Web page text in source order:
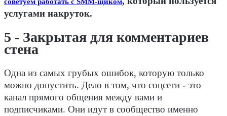
советуем работать с SMM-щиком
услугами накруток.
5 - Закрытая для комментариев
стена
Одна из самых грубых ошибок, которую только
можно допустить. Дело в том, что соцсети - это
канал прямого общения между вами и
подписчиками. Они идут в сообщество именно